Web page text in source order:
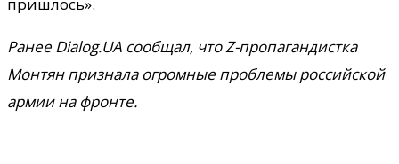
Ранее Dialog.UA сообщал, что Z-пропагандистка
Монтян признала огромные проблемы российской
армии на фронте.